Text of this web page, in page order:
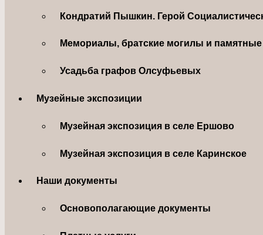
Кондратий Пышкин. Герой
Мемориалы, братские могилы и
Усадьба графов Олсуфьевых
Музейные экспозиции
Музейная экспозиция в селе Ершово
Музейная экспозиция в селе Каринское
Наши документы
Основополагающие документы